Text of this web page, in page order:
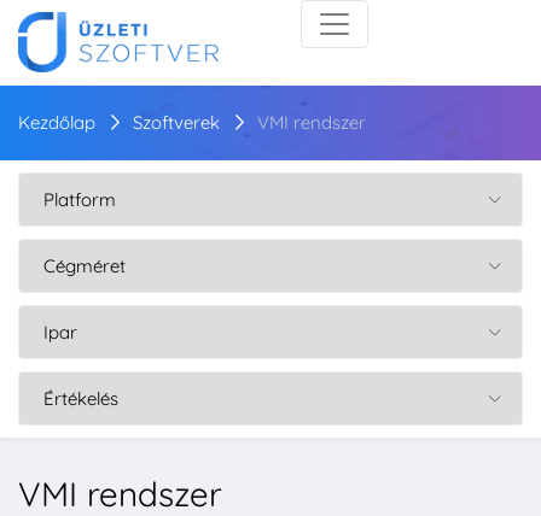
Kezdőlap Szoftverek VMI rendszer
VMI rendszer